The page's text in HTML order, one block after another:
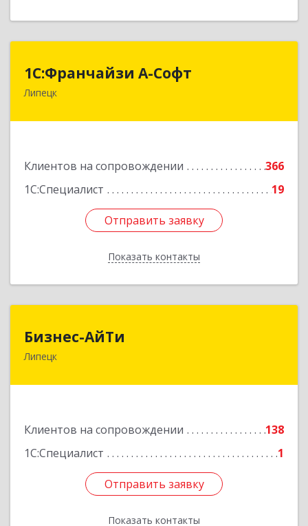
1С:Франчайзи А-Софт
Липецк
Клиентов на сопровождении
366
1С:Специалист
19
Отправить заявку
Показать контакты
1С:Франчайзи А-Софт
398059, Липецкая обл, Липецк г, Фрунзе ул,
Отправить заявку
Назад
Бизнес-АйТи
Липецк
Клиентов на сопровождении
138
1С:Специалист
1
Отправить заявку
Показать контакты
398008, Липецкая обл, Липецк г, 50 лет НЛМК
Отправить заявку
Назад